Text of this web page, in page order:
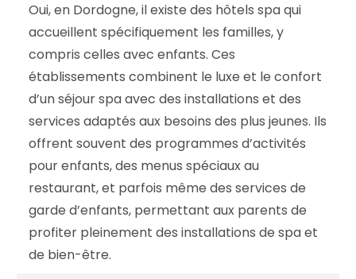
Oui, en Dordogne, il existe des hôtels spa qui
accueillent spécifiquement les familles, y
compris celles avec enfants. Ces
établissements combinent le luxe et le confort
d’un séjour spa avec des installations et des
services adaptés aux besoins des plus jeunes. Ils
offrent souvent des programmes d’activités
pour enfants, des menus spéciaux au
restaurant, et parfois même des services de
garde d’enfants, permettant aux parents de
profiter pleinement des installations de spa et
de bien-être.